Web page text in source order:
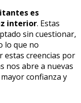
es
interior. Estas
sin cuestionar,
lo que no
estas creencias por
nos abre a nuevas
confianza y